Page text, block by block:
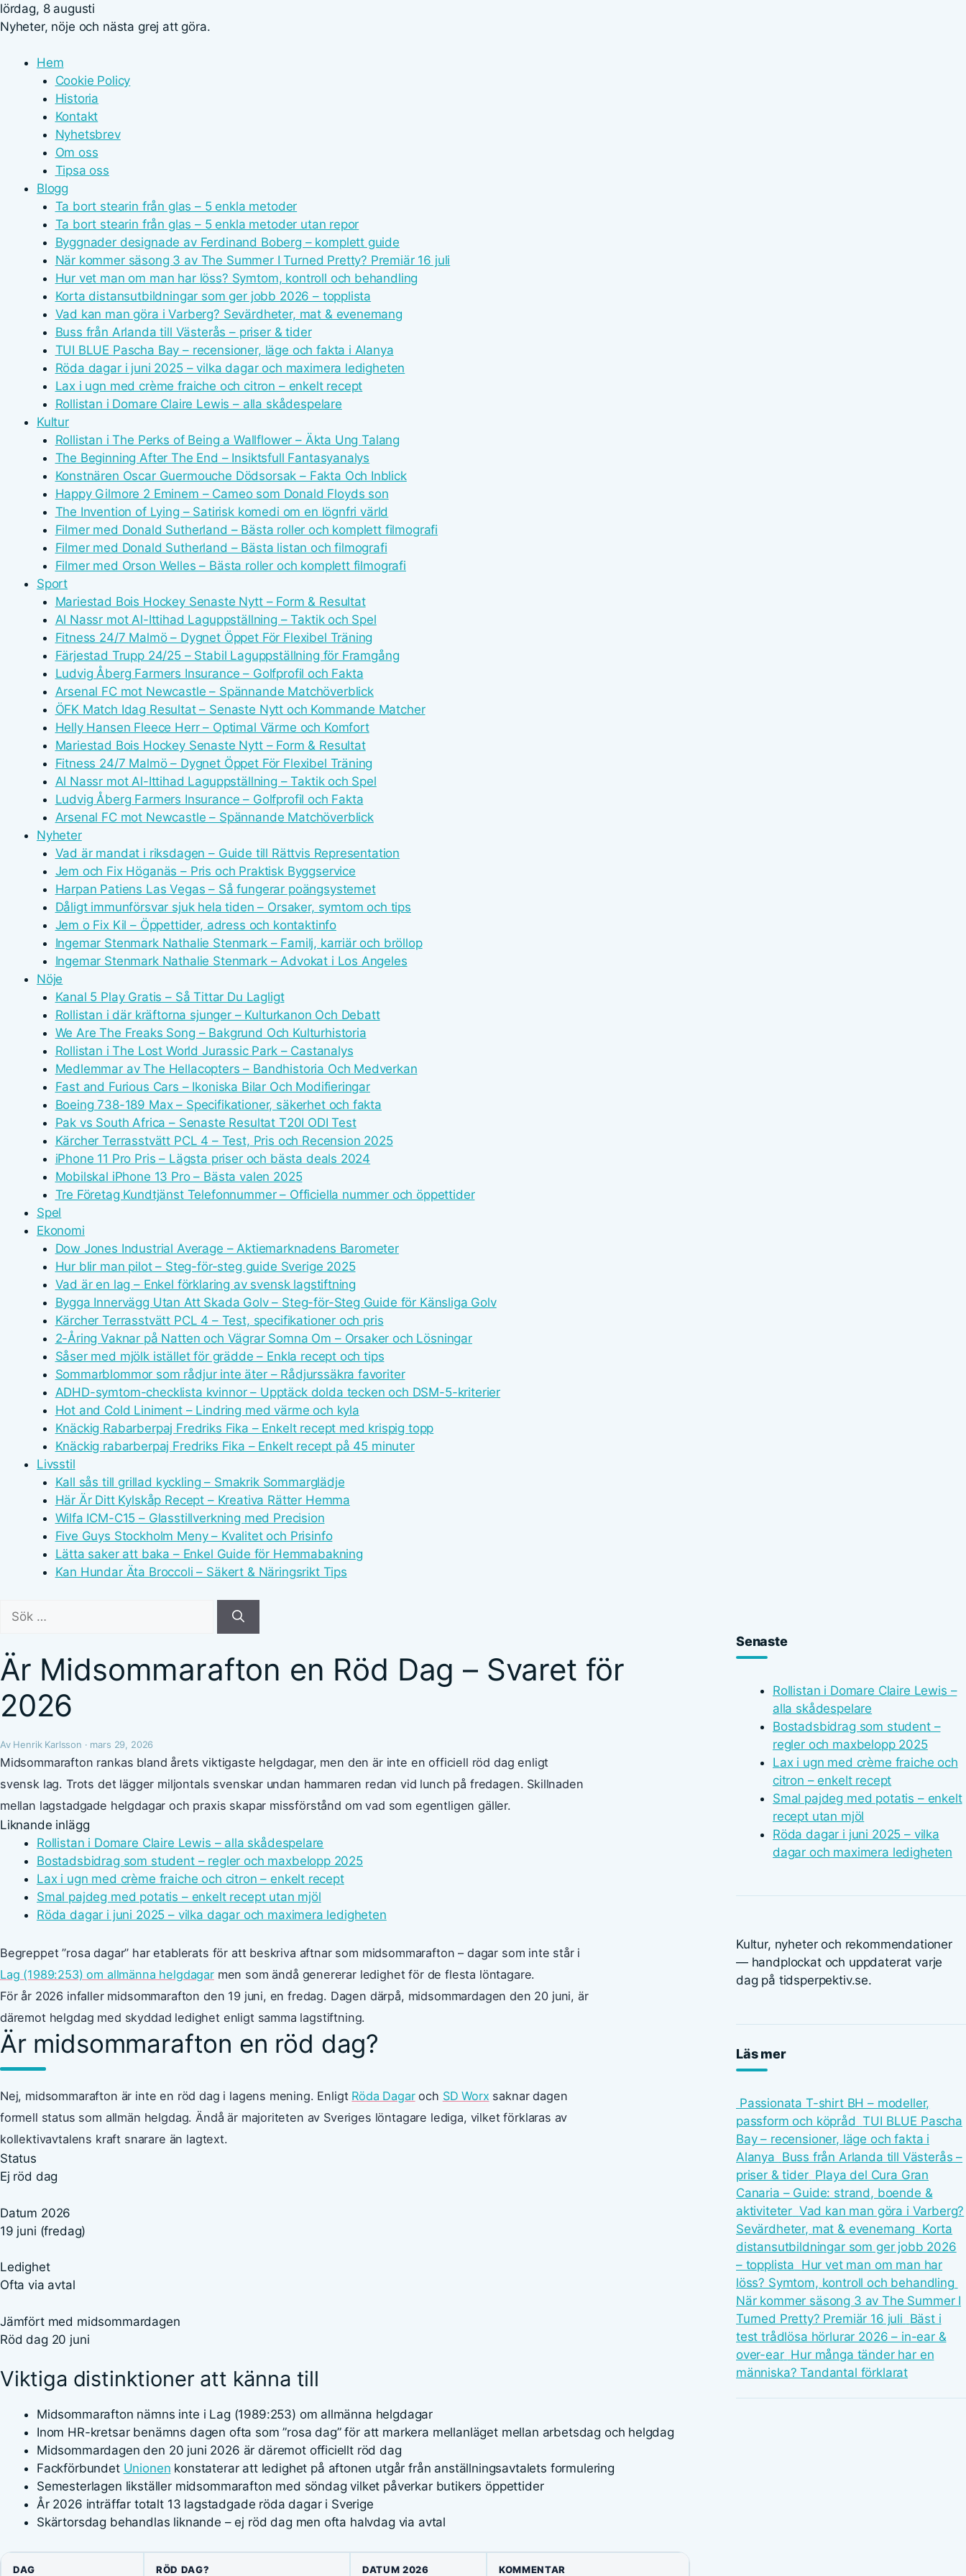
lördag, 8 augusti
Nyheter, nöje och nästa grej att göra.
Hem
Cookie Policy
Historia
Kontakt
Nyhetsbrev
Om oss
Tipsa oss
Blogg
Ta bort stearin från glas – 5 enkla metoder
Ta bort stearin från glas – 5 enkla metoder utan repor
Byggnader designade av Ferdinand Boberg – komplett guide
När kommer säsong 3 av The Summer I Turned Pretty? Premiär 16 juli
Hur vet man om man har löss? Symtom, kontroll och behandling
Korta distansutbildningar som ger jobb 2026 – topplista
Vad kan man göra i Varberg? Sevärdheter, mat & evenemang
Buss från Arlanda till Västerås – priser & tider
TUI BLUE Pascha Bay – recensioner, läge och fakta i Alanya
Röda dagar i juni 2025 – vilka dagar och maximera ledigheten
Lax i ugn med crème fraiche och citron – enkelt recept
Rollistan i Domare Claire Lewis – alla skådespelare
Kultur
Rollistan i The Perks of Being a Wallflower – Äkta Ung Talang
The Beginning After The End – Insiktsfull Fantasyanalys
Konstnären Oscar Guermouche Dödsorsak – Fakta Och Inblick
Happy Gilmore 2 Eminem – Cameo som Donald Floyds son
The Invention of Lying – Satirisk komedi om en lögnfri värld
Filmer med Donald Sutherland – Bästa roller och komplett filmografi
Filmer med Donald Sutherland – Bästa listan och filmografi
Filmer med Orson Welles – Bästa roller och komplett filmografi
Sport
Mariestad Bois Hockey Senaste Nytt – Form & Resultat
Al Nassr mot Al-Ittihad Laguppställning – Taktik och Spel
Fitness 24/7 Malmö – Dygnet Öppet För Flexibel Träning
Färjestad Trupp 24/25 – Stabil Laguppställning för Framgång
Ludvig Åberg Farmers Insurance – Golfprofil och Fakta
Arsenal FC mot Newcastle – Spännande Matchöverblick
ÖFK Match Idag Resultat – Senaste Nytt och Kommande Matcher
Helly Hansen Fleece Herr – Optimal Värme och Komfort
Mariestad Bois Hockey Senaste Nytt – Form & Resultat
Fitness 24/7 Malmö – Dygnet Öppet För Flexibel Träning
Al Nassr mot Al-Ittihad Laguppställning – Taktik och Spel
Ludvig Åberg Farmers Insurance – Golfprofil och Fakta
Arsenal FC mot Newcastle – Spännande Matchöverblick
Nyheter
Vad är mandat i riksdagen – Guide till Rättvis Representation
Jem och Fix Höganäs – Pris och Praktisk Byggservice
Harpan Patiens Las Vegas – Så fungerar poängsystemet
Dåligt immunförsvar sjuk hela tiden – Orsaker, symtom och tips
Jem o Fix Kil – Öppettider, adress och kontaktinfo
Ingemar Stenmark Nathalie Stenmark – Familj, karriär och bröllop
Ingemar Stenmark Nathalie Stenmark – Advokat i Los Angeles
Nöje
Kanal 5 Play Gratis – Så Tittar Du Lagligt
Rollistan i där kräftorna sjunger – Kulturkanon Och Debatt
We Are The Freaks Song – Bakgrund Och Kulturhistoria
Rollistan i The Lost World Jurassic Park – Castanalys
Medlemmar av The Hellacopters – Bandhistoria Och Medverkan
Fast and Furious Cars – Ikoniska Bilar Och Modifieringar
Boeing 738-189 Max – Specifikationer, säkerhet och fakta
Pak vs South Africa – Senaste Resultat T20I ODI Test
Kärcher Terrasstvätt PCL 4 – Test, Pris och Recension 2025
iPhone 11 Pro Pris – Lägsta priser och bästa deals 2024
Mobilskal iPhone 13 Pro – Bästa valen 2025
Tre Företag Kundtjänst Telefonnummer – Officiella nummer och öppettider
Spel
Ekonomi
Dow Jones Industrial Average – Aktiemarknadens Barometer
Hur blir man pilot – Steg-för-steg guide Sverige 2025
Vad är en lag – Enkel förklaring av svensk lagstiftning
Bygga Innervägg Utan Att Skada Golv – Steg-för-Steg Guide för Känsliga Golv
Kärcher Terrasstvätt PCL 4 – Test, specifikationer och pris
2-Åring Vaknar på Natten och Vägrar Somna Om – Orsaker och Lösningar
Såser med mjölk istället för grädde – Enkla recept och tips
Sommarblommor som rådjur inte äter – Rådjurssäkra favoriter
ADHD-symtom-checklista kvinnor – Upptäck dolda tecken och DSM-5-kriterier
Hot and Cold Liniment – Lindring med värme och kyla
Knäckig Rabarberpaj Fredriks Fika – Enkelt recept med krispig topp
Knäckig rabarberpaj Fredriks Fika – Enkelt recept på 45 minuter
Livsstil
Kall sås till grillad kyckling – Smakrik Sommarglädje
Här Är Ditt Kylskåp Recept – Kreativa Rätter Hemma
Wilfa ICM-C15 – Glasstillverkning med Precision
Five Guys Stockholm Meny – Kvalitet och Prisinfo
Lätta saker att baka – Enkel Guide för Hemmabakning
Kan Hundar Äta Broccoli – Säkert & Näringsrikt Tips
efter:
Är Midsommarafton en Röd Dag – Svaret för
2026
Av Henrik Karlsson · mars 29, 2026
Midsommarafton rankas bland årets viktigaste helgdagar, men den är inte en officiell röd dag enligt
svensk lag. Trots det lägger miljontals svenskar undan hammaren redan vid lunch på fredagen. Skillnaden
mellan lagstadgade helgdagar och praxis skapar missförstånd om vad som egentligen gäller.
Liknande inlägg
Rollistan i Domare Claire Lewis – alla skådespelare
Bostadsbidrag som student – regler och maxbelopp 2025
Lax i ugn med crème fraiche och citron – enkelt recept
Smal pajdeg med potatis – enkelt recept utan mjöl
Röda dagar i juni 2025 – vilka dagar och maximera ledigheten
Begreppet ”rosa dagar” har etablerats för att beskriva aftnar som midsommarafton – dagar som inte står i
Lag (1989:253) om allmänna helgdagarmen som ändå genererar ledighet för de flesta löntagare.
För år 2026 infaller midsommarafton den 19 juni, en fredag. Dagen därpå, midsommardagen den 20 juni, är
däremot helgdag med skyddad ledighet enligt samma lagstiftning.
Är midsommarafton en röd dag?
Nej, midsommarafton är inte en röd dag i lagens mening. Enligt Röda Dagaroch SD Worx saknar dagen
formell status som allmän helgdag. Ändå är majoriteten av Sveriges löntagare lediga, vilket förklaras av
kollektivavtalens kraft snarare än lagtext.
Status
Ej röd dag
Datum 2026
19 juni (fredag)
Ledighet
Ofta via avtal
Jämfört med midsommardagen
Röd dag 20 juni
Viktiga distinktioner att känna till
Midsommarafton nämns inte i Lag (1989:253) om allmänna helgdagar
Inom HR-kretsar benämns dagen ofta som ”rosa dag” för att markera mellanläget mellan arbetsdag och helgdag
Midsommardagen den 20 juni 2026 är däremot officiellt röd dag
Fackförbundet Unionen konstaterar att ledighet på aftonen utgår från anställningsavtalets formulering
Semesterlagen likställer midsommarafton med söndag vilket påverkar butikers öppettider
År 2026 inträffar totalt 13 lagstadgade röda dagar i Sverige
Skärtorsdag behandlas liknande – ej röd dag men ofta halvdag via avtal
DAG RÖD DAG? DATUM 2026 KOMMENTAR
Senaste
Rollistan i Domare Claire Lewis –
alla skådespelare
Bostadsbidrag som student –
regler och maxbelopp 2025
Lax i ugn med crème fraiche och
citron – enkelt recept
Smal pajdeg med potatis – enkelt
recept utan mjöl
Röda dagar i juni 2025 – vilka
dagar och maximera ledigheten
Kultur, nyheter och rekommendationer
— handplockat och uppdaterat varje
dag på tidsperpektiv.se.
Läs mer
Passionata T-shirt BH – modeller,
passform och köpråd TUI BLUE Pascha
Bay – recensioner, läge och fakta i
Alanya Buss från Arlanda till Västerås –
priser & tider Playa del Cura Gran
Canaria – Guide: strand, boende &
aktiviteter Vad kan man göra i Varberg?
Sevärdheter, mat & evenemang Korta
distansutbildningar som ger jobb 2026
– topplista Hur vet man om man har
löss? Symtom, kontroll och behandling
När kommer säsong 3 av The Summer I
Turned Pretty? Premiär 16 juli Bäst i
test trådlösa hörlurar 2026 – in-ear &
over-ear Hur många tänder har en
människa? Tandantal förklarat